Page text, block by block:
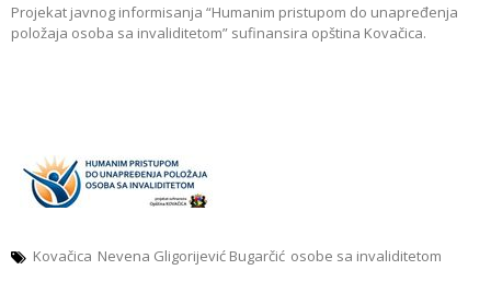
Projekat javnog informisanja “Humanim pristupom do unapređenja
položaja osoba sa invaliditetom” sufinansira opština Kovačica.
Kovačica Nevena Gligorijević Bugarčić osobe sa invaliditetom